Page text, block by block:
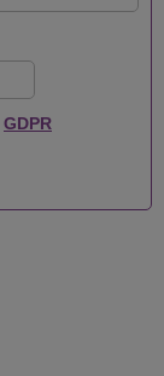
GDPR